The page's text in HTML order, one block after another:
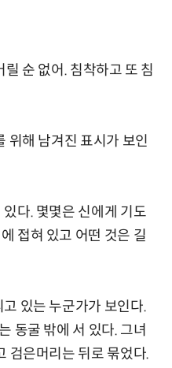
순 없어. 침착하고 또 침
위해 남겨진 표시가 보인
다. 몇몇은 신에게 기도
접혀 있고 어떤 것은 길
있는 누군가가 보인다.
동굴 밖에 서 있다. 그녀
검은머리는 뒤로 묶었다.